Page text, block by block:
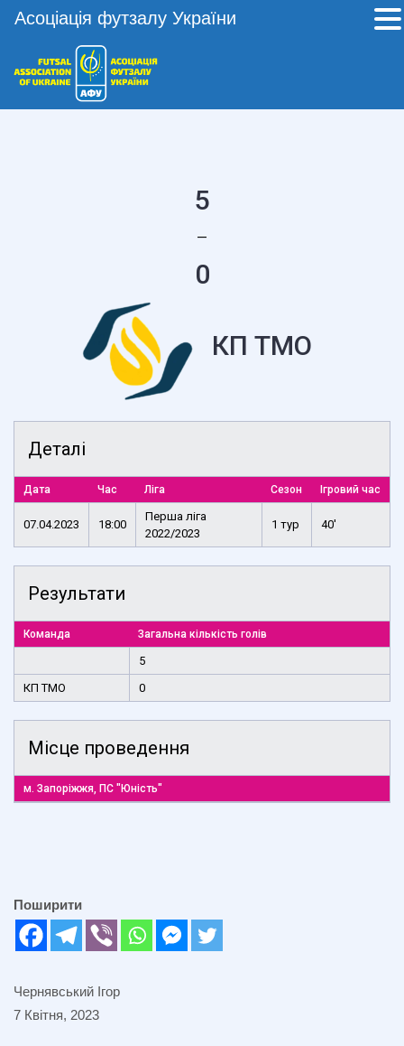
5
—
0
КП ТМО
Деталі
Дата Час Ліга Сезон Ігровий час
07.04.2023 18:00
Перша ліга
2022/2023
1 тур 40'
Результати
Команда Загальна кількість голів
5
КП ТМО
0
Місце проведення
м. Запоріжжя, ПС "Юність"
Поширити
Чернявський Ігор
7 Квітня, 2023
Асоціація футзалу України